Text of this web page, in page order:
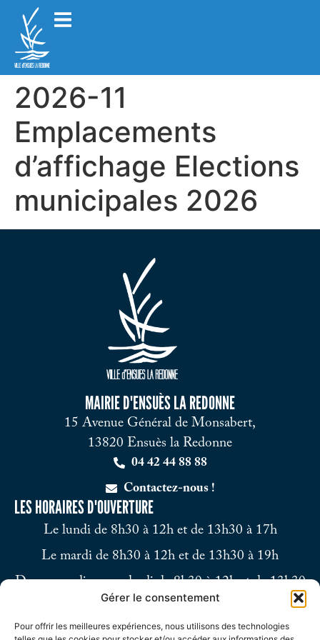
Gérer le consentement
Pour offrir les meilleures expériences, nous utilisons des technologies
2026-11
Emplacements
d’affichage Elections
municipales 2026
MAIRIE D'ENSUÈS LA REDONNE
15 Avenue Général de Monsabert,
13820 Ensuès la Redonne
04 42 44 88 88
Contactez-nous !
LES HORAIRES D'OUVERTURE
Le lundi de 8h30 à 12h et de 13h30 à 17h
Le mardi de 8h30 à 12h et de 13h30 à 19h
Du mercredi au vendredi de 8h30 à 12h et de 13h30
Le samedi de 9h à 12h